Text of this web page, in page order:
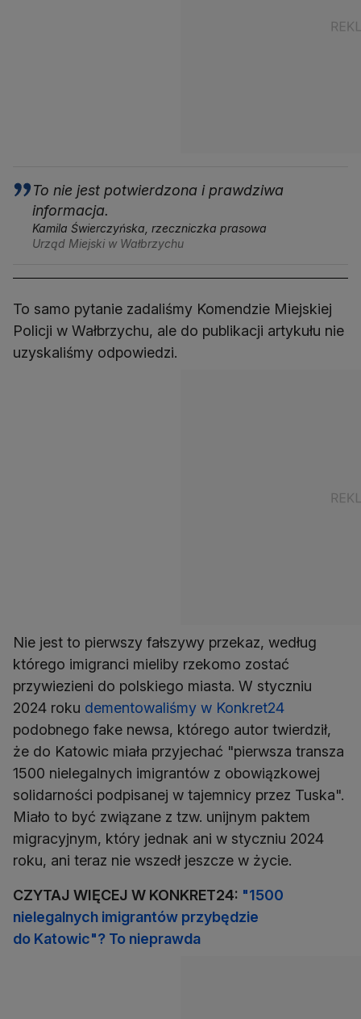
To nie jest potwierdzona i prawdziwa
informacja.
Kamila Świerczyńska, rzeczniczka prasowa
Urząd Miejski w Wałbrzychu
To samo pytanie zadaliśmy Komendzie Miejskiej
Policji w Wałbrzychu, ale do publikacji artykułu nie
uzyskaliśmy odpowiedzi.
Nie jest to pierwszy fałszywy przekaz, według
którego imigranci mieliby rzekomo zostać
przywiezieni do polskiego miasta. W styczniu
2024 roku dementowaliśmy w Konkret24
podobnego fake newsa, którego autor twierdził,
że do Katowic miała przyjechać "pierwsza transza
1500 nielegalnych imigrantów z obowiązkowej
solidarności podpisanej w tajemnicy przez Tuska".
Miało to być związane z tzw. unijnym paktem
migracyjnym, który jednak ani w styczniu 2024
roku, ani teraz nie wszedł jeszcze w życie.
CZYTAJ WIĘCEJ W KONKRET24: "1500
nielegalnych imigrantów przybędzie
do Katowic"? To nieprawda